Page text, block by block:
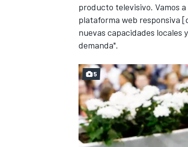
producto televisivo. Vamos
plataforma web responsiva
nuevas capacidades locales y
demanda".
5